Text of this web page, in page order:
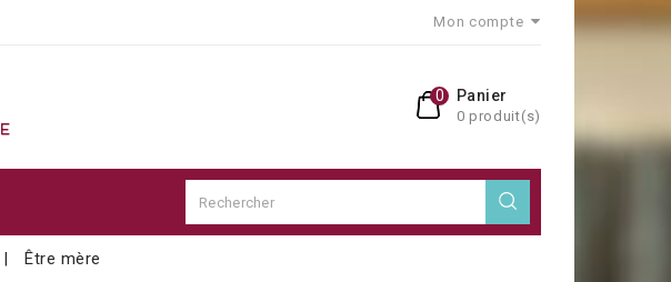
Mon compte
Panier
0 produit(s)
0
Être mère